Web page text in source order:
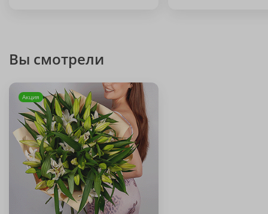
Вы смотрели
Акция